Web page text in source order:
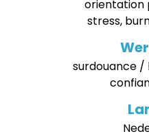
orientation
stress,
surdouance /